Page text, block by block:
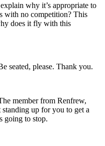
why it’s appropriate to
with no competition? This
does it fly with this
seated, please. Thank you.
member from Renfrew,
up for you to get a
going to stop.